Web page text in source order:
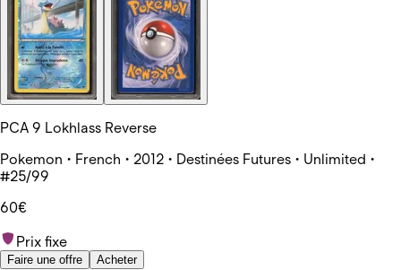
PCA 9 Lokhlass Reverse
Pokemon • French • 2012 • Destinées Futures • Unlimited •
#25/99
60€
Prix fixe
Faire une offre Acheter